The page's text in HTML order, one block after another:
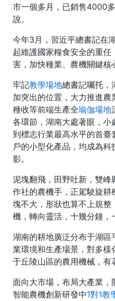
市一個多月，已銷售4000
說。
今年3月，習近平總書記在
起維護國家糧食安全的重
害，加快種業、農機關鍵核
牢記教學場地總書記囑托，
加突出的位置，大力推進
種收等前端生產全瑜伽場地
各環節，湖南大處著眼，
到標志行業最高水平的首
戶的小型化產品，均成為
影。
泥塊翻飛，田野吐新，雙
作社的農機手，正駕駛旋耕
塊不大，形狀也算不上規
機，轉向靈活，十幾分鐘，
湖南的耕地廣泛分布于湖
業環境和生產場景，對多
于丘陵山區的農用機械，有
面向大市場，布局大產業
智能農機創新研發中1對1教